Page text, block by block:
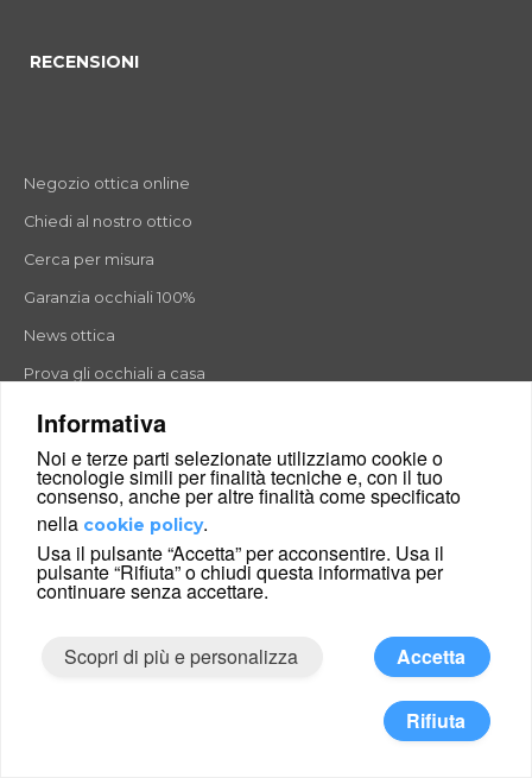
Informativa
Noi e terze parti selezionate utilizziamo cookie o
tecnologie simili per finalità tecniche e, con il tuo
consenso, anche per altre finalità come specificato
nella cookie policy.
Usa il pulsante “Accetta” per acconsentire. Usa il
pulsante “Rifiuta” o chiudi questa informativa per
continuare senza accettare.
Scopri di più e personalizza Accetta
Rifiuta
RECENSIONI
Negozio ottica online
Chiedi al nostro ottico
Cerca per misura
Garanzia occhiali 100%
News ottica
Prova gli occhiali a casa
Ray-Ban
Guess
Armani
Timberland